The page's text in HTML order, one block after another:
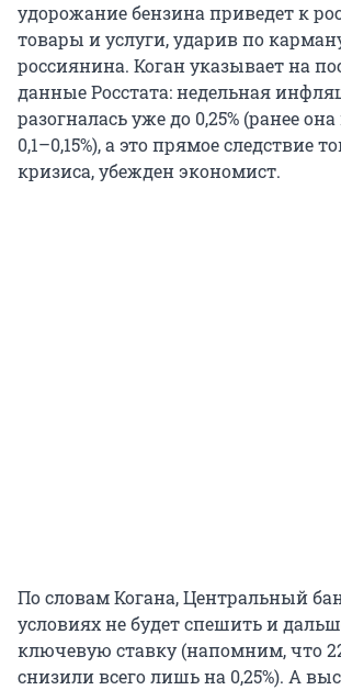
удорожание бензина приведет к
товары и услуги, ударив по
россиянина. Коган указывает на
данные Росстата: недельная
разогналась уже до 0,25% (ранее
0,1–0,15%), а это прямое следствие
кризиса, убежден экономист.
По словам Когана, Центральный
условиях не будет спешить и
ключевую ставку (напомним, что
снизили всего лишь на 0,25%). А